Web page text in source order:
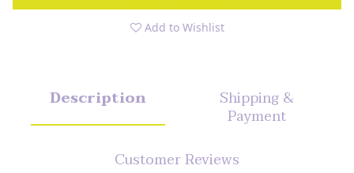
Add to Wishlist
Description Shipping &
Payment
Customer Reviews